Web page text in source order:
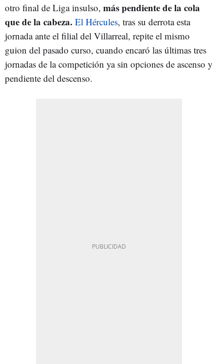
otro final de Liga insulso, más pendiente de la cola
que de la cabeza. El Hércules, tras su derrota esta
jornada ante el filial del Villarreal, repite el mismo
guion del pasado curso, cuando encaró las últimas tres
jornadas de la competición ya sin opciones de ascenso y
pendiente del descenso.